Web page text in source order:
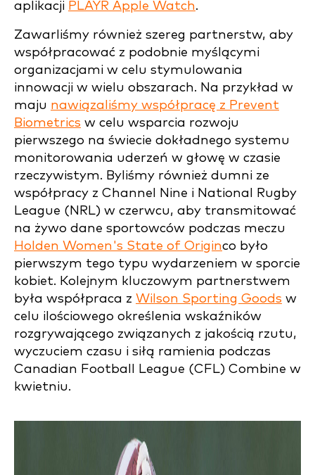
aplikacji PLAYR Apple Watch.
Zawarliśmy również szereg partnerstw, aby
współpracować z podobnie myślącymi
organizacjami w celu stymulowania
innowacji w wielu obszarach. Na przykład w
maju nawiązaliśmy współpracę z Prevent
Biometrics w celu wsparcia rozwoju
pierwszego na świecie dokładnego systemu
monitorowania uderzeń w głowę w czasie
rzeczywistym. Byliśmy również dumni ze
współpracy z Channel Nine i National Rugby
League (NRL) w czerwcu, aby transmitować
na żywo dane sportowców podczas meczu
Holden Women's State of Originco było
pierwszym tego typu wydarzeniem w sporcie
kobiet. Kolejnym kluczowym partnerstwem
była współpraca z Wilson Sporting Goods w
celu ilościowego określenia wskaźników
rozgrywającego związanych z jakością rzutu,
wyczuciem czasu i siłą ramienia podczas
Canadian Football League (CFL) Combine w
kwietniu.